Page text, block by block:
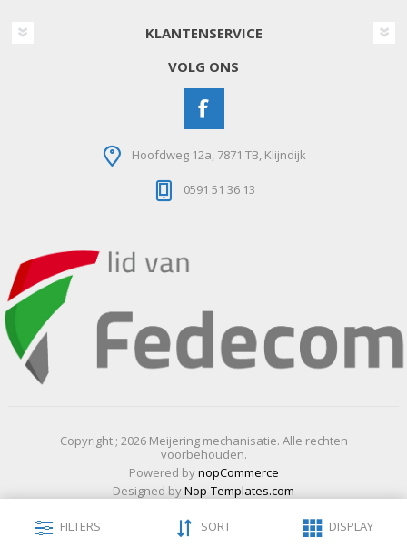
KLANTENSERVICE
VOLG ONS
Hoofdweg 12a, 7871 TB, Klijndijk
0591 51 36 13
Copyright ; 2026 Meijering mechanisatie. Alle rechten
voorbehouden.
Powered bynopCommerce
Designed byNop-Templates.com
FILTERS SORT DISPLAY